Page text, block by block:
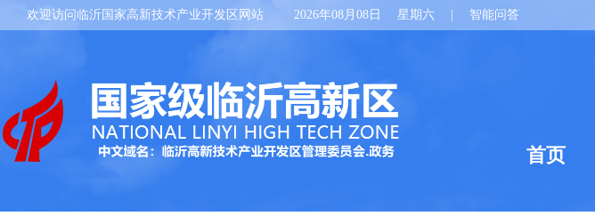
欢迎访问临沂国家高新技术产业开发区网站 2026年08月08日 星期六 智能问答
首页